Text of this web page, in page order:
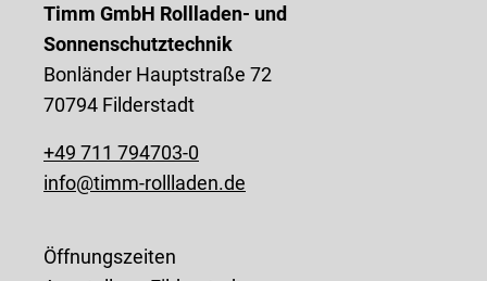
Timm GmbH Rollladen- und
Sonnenschutztechnik
Bonländer Hauptstraße 72
70794 Filderstadt
+49 711 794703-0
info@timm-rollladen.de
Öffnungszeiten